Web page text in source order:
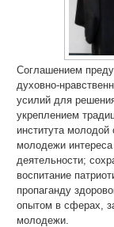
Соглашением
духовно-
усилий для
укреплением
института
молодежи
деятельности;
воспитание
пропаганду
опытом в сферах,
молодежи.